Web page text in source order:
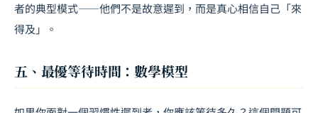
者的典型模式——他們不是故意遲到，而是真心相信自己「來
得及」。
五、最優等待時間：數學模型